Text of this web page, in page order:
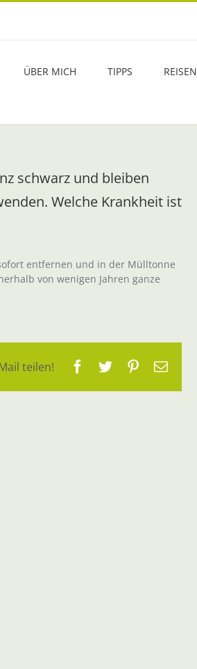
ÜBER MICH TIPPS REISEN
schwarz und bleiben
Welche Krankheit ist
entfernen und in der Mülltonne
von wenigen Jahren ganze
teilen! Facebook
TwitterPinterest
E-